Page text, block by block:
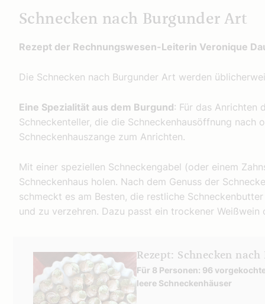
Schnecken nach Burgunder Art
Rezept der Rechnungswesen-Leiterin Veronique
Die Schnecken nach Burgunder Art werden
Eine Spezialität aus dem Burgund: Für das Anrichten
Schneckenteller, die die Schneckenhausöffnung nach
Schneckenhauszange zum Anrichten.
Mit einer speziellen Schneckengabel (oder einem
Schneckenhaus holen. Nach dem Genuss der
schmeckt es am Besten, die restliche
und zu verzehren. Dazu passt ein trockener Weißwein
Rezept: Schnecken
Für 8 Personen: 96
leere Schneckenhäuser